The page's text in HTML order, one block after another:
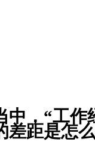
中，“工作
差距是怎